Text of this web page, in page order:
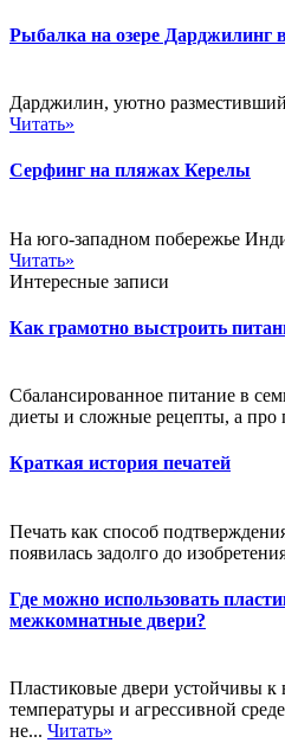
Рыбалка на озере Дарджилинг
Дарджилин, уютно
Читать»
Серфинг на пляжах Керелы
На юго-западном побережье
Читать»
Интересные записи
Как грамотно выстроить
Сбалансированное питание в
диеты и сложные рецепты, а про
Краткая история печатей
Печать как способ
появилась задолго до
Где можно использовать
межкомнатные двери?
Пластиковые двери устойчивы к
температуры и агрессивной
не... Читать»